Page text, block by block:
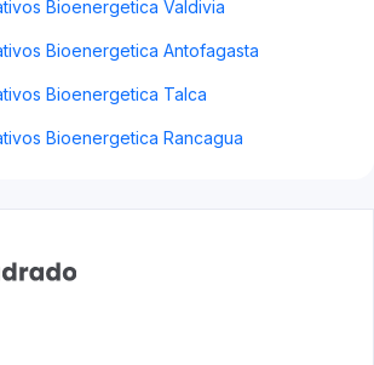
Bioenergetica Valdivia
Bioenergetica Antofagasta
Bioenergetica Talca
Bioenergetica Rancagua